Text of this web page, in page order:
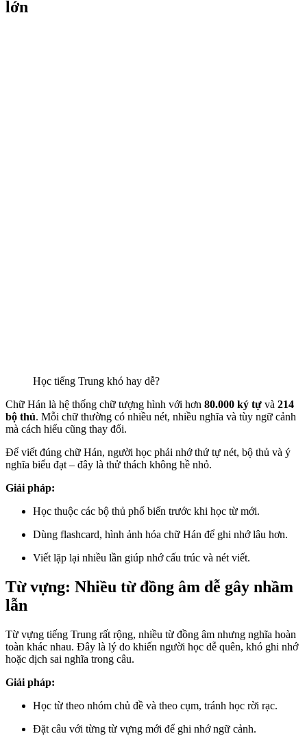
lớn
Học tiếng Trung khó hay dễ?
Chữ Hán là hệ thống chữ tượng hình với hơn 80.000 ký tự và 214
bộ thủ. Mỗi chữ thường có nhiều nét, nhiều nghĩa và tùy ngữ cảnh
mà cách hiểu cũng thay đổi.
Để viết đúng chữ Hán, người học phải nhớ thứ tự nét, bộ thủ và ý
nghĩa biểu đạt – đây là thử thách không hề nhỏ.
Giải pháp:
Học thuộc các bộ thủ phổ biến trước khi học từ mới.
Dùng flashcard, hình ảnh hóa chữ Hán để ghi nhớ lâu hơn.
Viết lặp lại nhiều lần giúp nhớ cấu trúc và nét viết.
Từ vựng: Nhiều từ đồng âm dễ gây nhầm
lẫn
Từ vựng tiếng Trung rất rộng, nhiều từ đồng âm nhưng nghĩa hoàn
toàn khác nhau. Đây là lý do khiến người học dễ quên, khó ghi nhớ
hoặc dịch sai nghĩa trong câu.
Giải pháp:
Học từ theo nhóm chủ đề và theo cụm, tránh học rời rạc.
Đặt câu với từng từ vựng mới để ghi nhớ ngữ cảnh.